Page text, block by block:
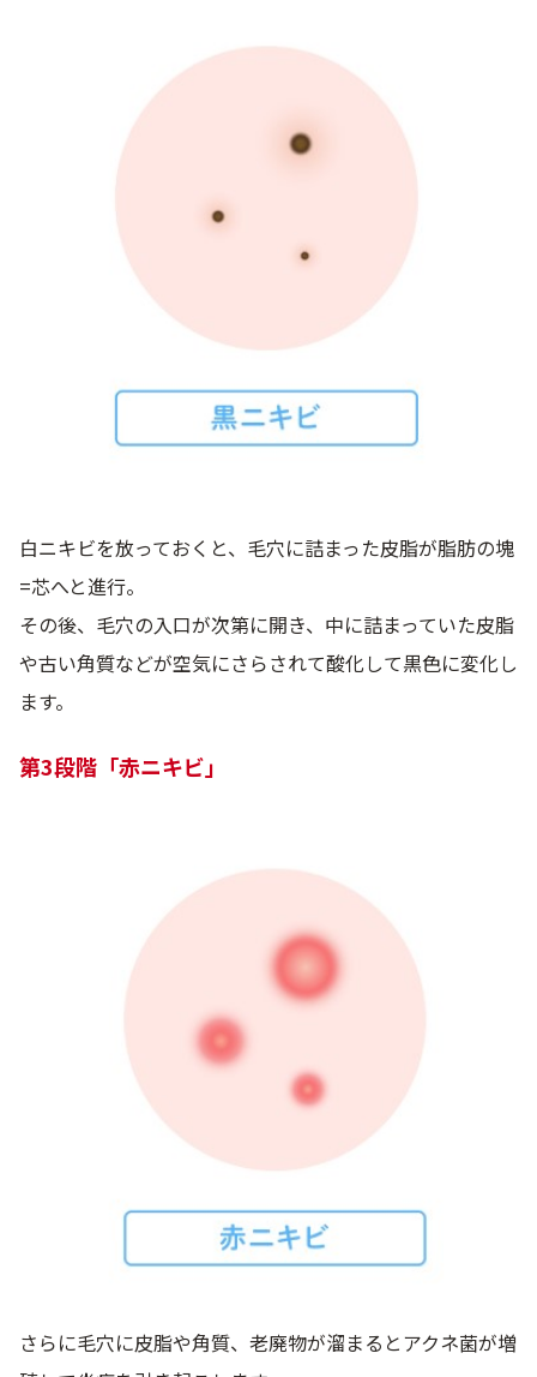
白ニキビを放っておくと、毛穴に詰まった皮脂が脂肪の塊
=芯へと進行。
その後、毛穴の入口が次第に開き、中に詰まっていた皮脂
や古い角質などが空気にさらされて酸化して黒色に変化し
ます。
第3段階「赤ニキビ」
さらに毛穴に皮脂や角質、老廃物が溜まるとアクネ菌が増